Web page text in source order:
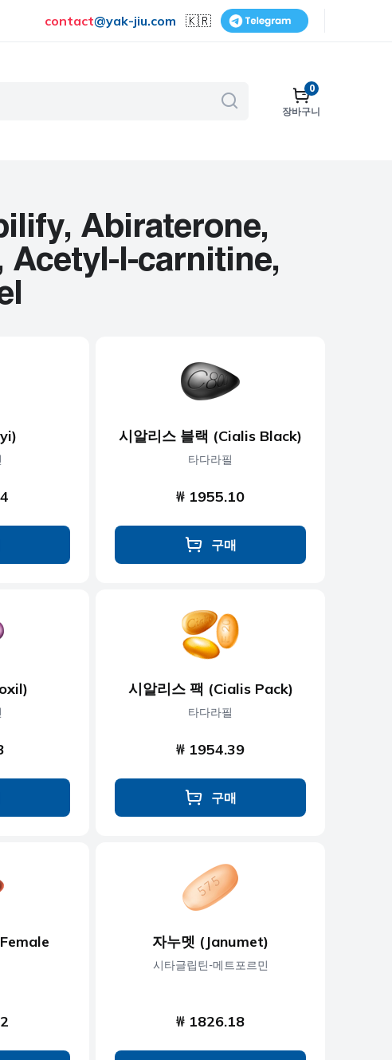
contact@yak-jiu.com 🇰🇷
금연
수술
0
장바구니
Abiraterone,
Acetyl-l-carnitine,
시알리스 블랙 (Cialis Black)
타다라필
₩ 1955.10
구매
시알리스 팩 (Cialis Pack)
타다라필
₩ 1954.39
구매
자누멧 (Janumet)
시타글립틴-메트포르민
₩ 1826.18